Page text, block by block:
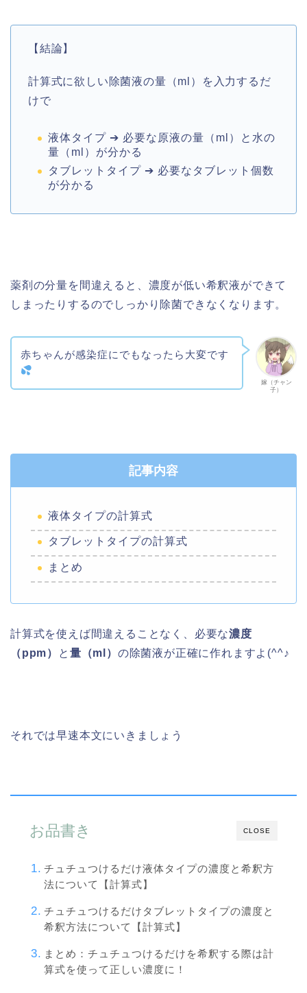
【結論】
計算式に欲しい除菌液の量（ml）を入力するだ
けで
液体タイプ ➔ 必要な原液の量（ml）と水の
量（ml）が分かる
タブレットタイプ ➔ 必要なタブレット個数
が分かる
薬剤の分量を間違えると、濃度が低い希釈液ができて
しまったりするのでしっかり除菌できなくなります。
嫁（チャン
子）
赤ちゃんが感染症にでもなったら大変です
記事内容
液体タイプの計算式
タブレットタイプの計算式
まとめ
計算式を使えば間違えることなく、必要な濃度
（ppm）
と 量（ml） の除菌液が正確に作れますよ(^^♪
それでは早速本文にいきましょう
CLOSE
お品書き
チュチュつけるだけ液体タイプの濃度と希釈方
法について【計算式】
チュチュつけるだけタブレットタイプの濃度と
希釈方法について【計算式】
まとめ：チュチュつけるだけを希釈する際は計
算式を使って正しい濃度に！